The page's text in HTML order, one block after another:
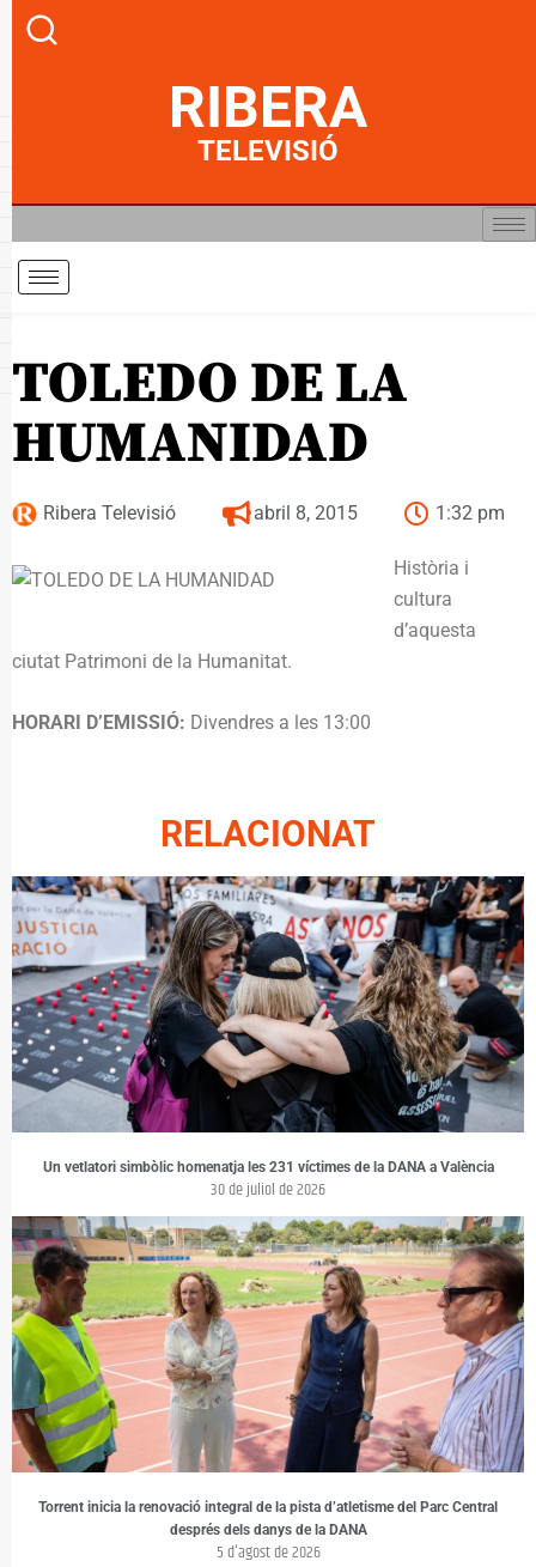
RIBERA
TELEVISIÓ
TOLEDO DE LA
HUMANIDAD
Ribera Televisió abril 8, 2015 1:32 pm
Història i
cultura
d’aquesta
ciutat Patrimoni de la Humanitat.
HORARI D’EMISSIÓ: Divendres a les 13:00
RELACIONAT
Un vetlatori simbòlic homenatja les 231 víctimes de la DANA a València
30 de juliol de 2026
Torrent inicia la renovació integral de la pista d’atletisme del Parc Central
després dels danys de la DANA
5 d'agost de 2026